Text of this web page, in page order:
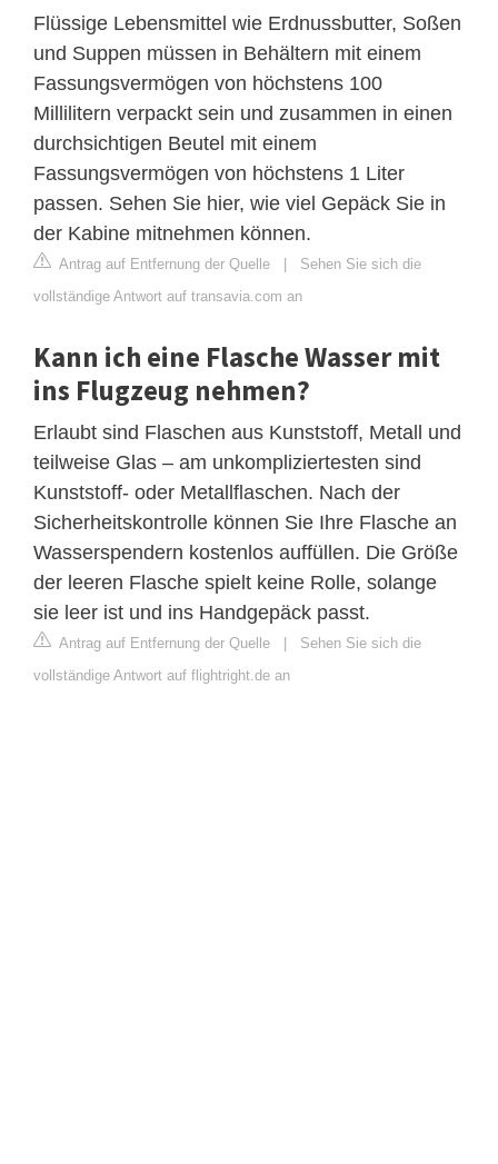
Flüssige Lebensmittel wie Erdnussbutter, Soßen
und Suppen müssen in Behältern mit einem
Fassungsvermögen von höchstens 100
Millilitern verpackt sein und zusammen in einen
durchsichtigen Beutel mit einem
Fassungsvermögen von höchstens 1 Liter
passen. Sehen Sie hier, wie viel Gepäck Sie in
der Kabine mitnehmen können.
Antrag auf Entfernung der Quelle | Sehen Sie sich die
vollständige Antwort auf transavia.com an
Kann ich eine Flasche Wasser mit
ins Flugzeug nehmen?
Erlaubt sind Flaschen aus Kunststoff, Metall und
teilweise Glas – am unkompliziertesten sind
Kunststoff- oder Metallflaschen. Nach der
Sicherheitskontrolle können Sie Ihre Flasche an
Wasserspendern kostenlos auffüllen. Die Größe
der leeren Flasche spielt keine Rolle, solange
sie leer ist und ins Handgepäck passt.
Antrag auf Entfernung der Quelle | Sehen Sie sich die
vollständige Antwort auf flightright.de an